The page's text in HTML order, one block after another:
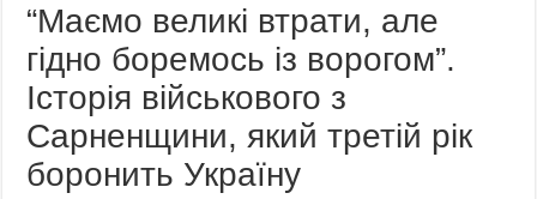
“Маємо великі втрати, але
гідно боремось із ворогом”.
Історія військового з
Сарненщини, який третій рік
боронить Україну